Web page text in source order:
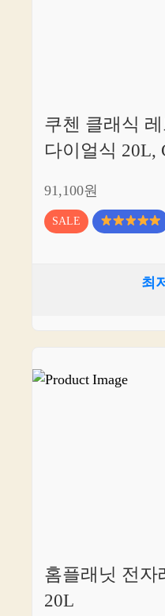
쿠첸 클래식
다이얼식 20L,
91,100원
SALE
최
홈플래닛 전자
20L